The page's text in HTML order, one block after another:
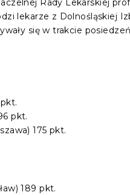
Rady Lekarskiej
lekarze z Dolnośląskiej
się w trakcie
pkt.
175 pkt.
189 pkt.